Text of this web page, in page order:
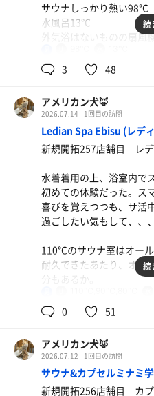
チキン南蛮定食
水
サウナしっかり熱い98℃
水風呂13℃
外気浴はないものの扇風
熱湯に入った後にサウナ
いう流れができるのもか
水
続
3 48
アメリカン犬🦊
2026.07.14 1回目の訪問
Ledian Spa Ebisu (レデ
新規開拓257店舗目 レ
水着着用の上、浴室内で
初めての体験だった。ス
喜びを覚えつつも、サ活
過ごしたい気もして、、
110℃のサウナ室はオー
耐久できたあたり、オー
分もあるか。
90℃のサウナ室もかなり
満遍なく温まるような気
水風呂シングル帯×1と
これも仕切りがあってと
続
0 51
アメリカン犬🦊
2026.07.12 1回目の訪問
サウナ&カプセルミナミ
新規開拓256店舗目 カ